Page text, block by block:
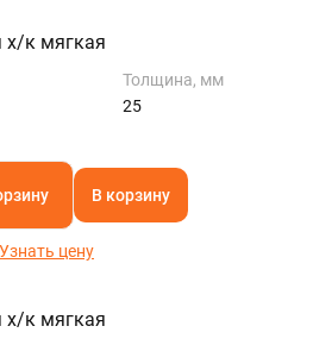
х/к мягкая
Толщина, мм
25
В корзину
Узнать цену
х/к мягкая